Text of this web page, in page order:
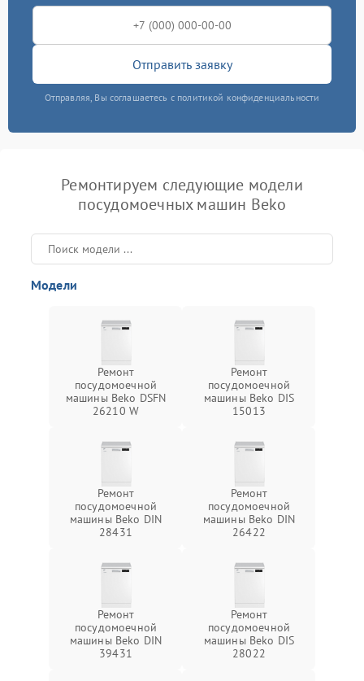
Отправить заявку
Отправляя, Вы соглашаетесь с политикой конфиденциальности
Ремонтируем следующие модели
посудомоечных машин Beko
Модели
Ремонт
посудомоечной
машины Beko DSFN
26210 W
Ремонт
посудомоечной
машины Beko DIS
15013
Ремонт
посудомоечной
машины Beko DIN
28431
Ремонт
посудомоечной
машины Beko DIN
26422
Ремонт
посудомоечной
машины Beko DIN
39431
Ремонт
посудомоечной
машины Beko DIS
28022